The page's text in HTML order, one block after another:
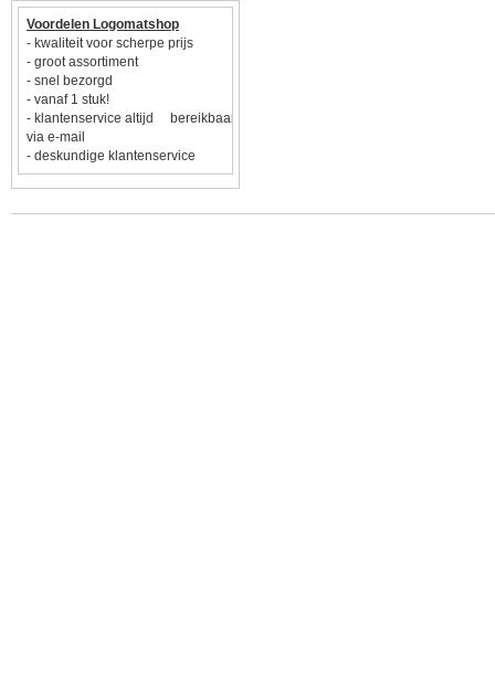
Voordelen Logomatshop
- kwaliteit voor scherpe prijs
- groot assortiment
- snel bezorgd
- vanaf 1 stuk!
- klantenservice altijd bereikbaar
via e-mail
- deskundige klantenservice